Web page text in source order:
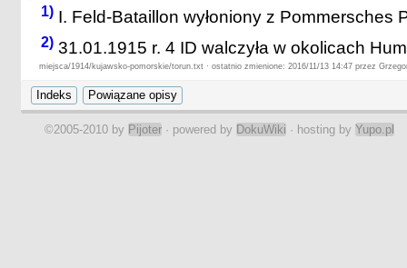
1) I. Feld-Bataillon wyłoniony z Pommersches
2) 31.01.1915 r. 4 ID walczyła w okolicach
miejsca/1914/kujawsko-pomorskie/torun.txt · ostatnio zmienione: 2016/11/13 14:47 przez
©2005-2010 by Pijoter · powered by DokuWiki · hosting by Yupo.pl